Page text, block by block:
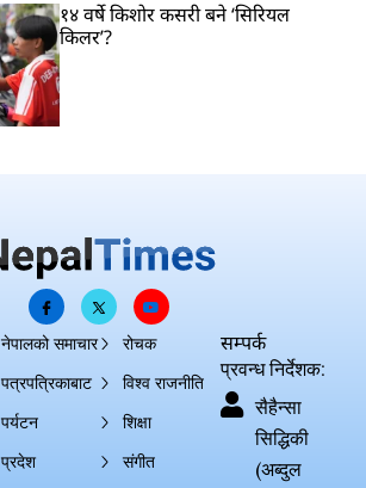
१४ वर्षे किशोर कसरी बने ‘सिरियल
किलर’?
नेपालको समाचार
पत्रपत्रिकाबाट
पर्यटन
प्रदेश
रोचक
विश्व राजनीति
शिक्षा
संगीत
सम्पर्क
प्रवन्ध निर्देशक:
सैहैन्सा
सिद्धिकी
(अब्दुल